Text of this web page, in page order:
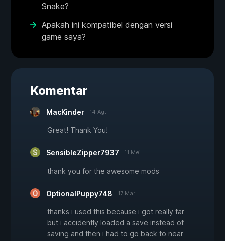
Snake?
Apakah ini kompatibel dengan versi
game saya?
Komentar
MacKinder 14 Agt
Great! Thank You!
SensibleZipper7937 11 Mei
thank you for the awesome mods
OptionalPuppy748 17 Mar
thanks i used this because i got really far
but i accidently loaded a save instead of
saving and then i had to go back to near